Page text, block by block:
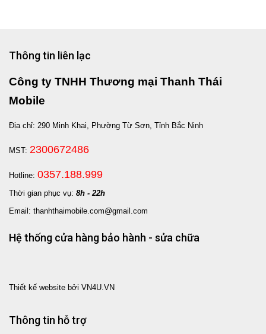
Thông tin liên lạc
Công ty TNHH Thương mại Thanh Thái
Mobile
Địa chỉ: 290 Minh Khai, Phường Từ Sơn, Tỉnh Bắc Ninh
MST: 2300672486
Hotline: 0357.188.999
Thời gian phục vụ: 8h - 22h
Email: thanhthaimobile.com@gmail.com
Hệ thống cửa hàng bảo hành - sửa chữa
Thiết kế website bởi VN4U.VN
Thông tin hỗ trợ